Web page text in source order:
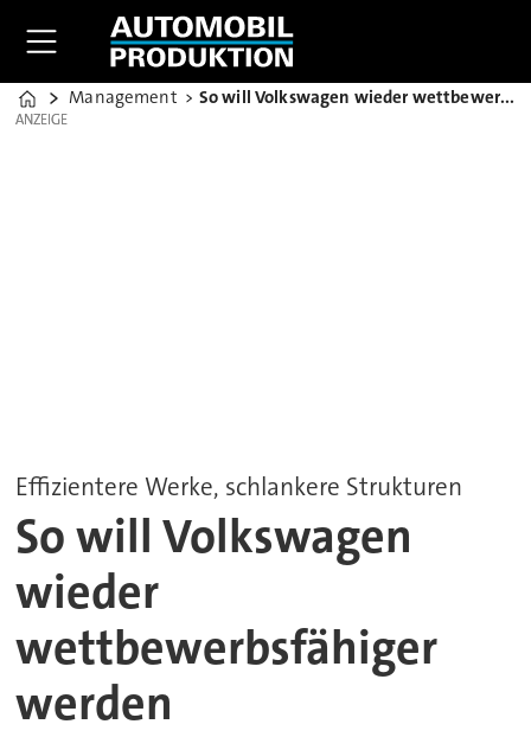
Home
Management So will Volkswagen wieder wettbewerbsfähiger werden
ANZEIGE
ANZEIGE
Effizientere Werke, schlankere Strukturen
So will Volkswagen
wieder
wettbewerbsfähiger
werden